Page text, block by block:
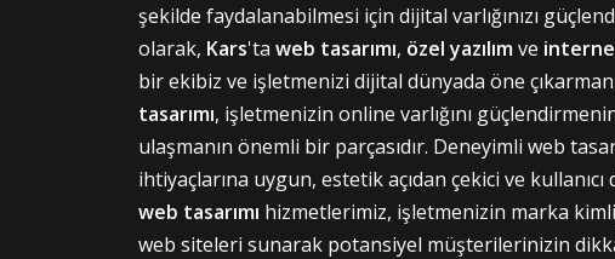
şekilde faydalanabilmesi için dijital varlığınızı
olarak, Kars'ta web tasarımı, özel yazılımve
bir ekibiz ve işletmenizi dijital dünyada öne
tasarımı, işletmenizin online varlığını
ulaşmanın önemli bir parçasıdır. Deneyimli web
ihtiyaçlarına uygun, estetik açıdan çekici ve
web tasarımı hizmetlerimiz, işletmenizin marka
web siteleri sunarak potansiyel müşterilerinizin